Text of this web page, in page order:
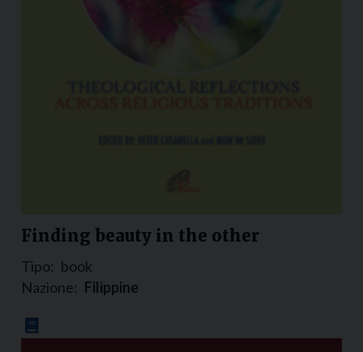
Finding beauty in the other
Tipo: book
Nazione: Filippine